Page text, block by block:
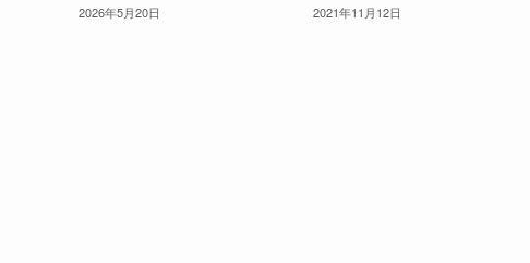
2026年5月20日 2021年11月12日